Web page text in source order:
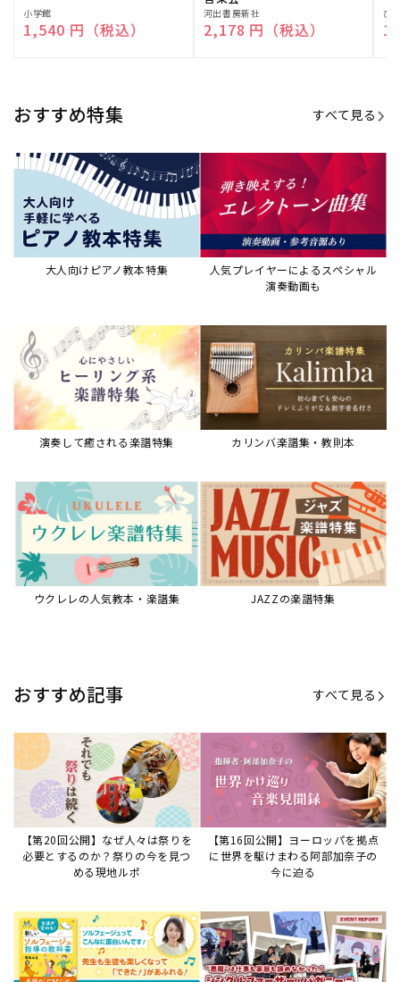
JAZZの楽譜特集
おすすめ記事 すべて見る
【第20回公開】なぜ人々は祭りを
必要とするのか？祭りの今を見つ
める現地ルポ
【第16回公開】ヨーロッパを拠点
に世界を駆けまわる阿部加奈子の
今に迫る
「できた！」があふれる！『生徒
指導の教科書』
イブ＆トークレポート
ード活用術